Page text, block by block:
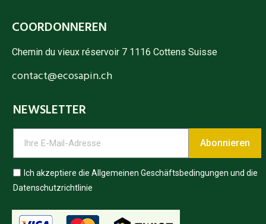
COORDONNEREN
Chemin du vieux réservoir 7 1116 Cottens Suisse
contact@ecosapin.ch
NEWSLETTER
Abonnieren
Ich akzeptiere die Allgemeinen Geschäftsbedingungen und die
Datenschutzrichtlinie